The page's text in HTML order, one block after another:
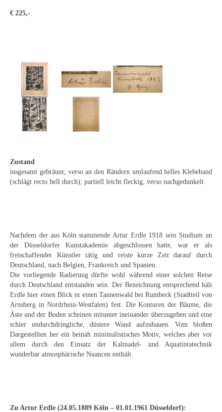
Emma Joos
Paul Segieth
Helmut Diekmann
Ludwig (Luis) Neu
Ferdinand Springer
Arne Siegfried
Curt Wittenbecher
Weitere Künstler nach 1945
Unbekannt
Autographen / Dokumente
€ 225,-
Zustand
insgesamt gebräunt; verso an den Rändern umlaufend helles Klebeband
(schlägt recto hell durch); partiell leicht fleckig; verso nachgedunkelt
Nachdem der aus Köln stammende Artur Erdle 1918 sein Studium an
der Düsseldorfer Kunstakademie abgeschlossen hatte, war er als
freischaffender Künstler tätig und reiste kurze Zeit darauf durch
Deutschland, nach Belgien, Frankreich und Spanien.
Die vorliegende Radierung dürfte wohl während einer solchen Reise
durch Deutschland entstanden sein. Der Bezeichnung entsprechend hält
Erdle hier einen Blick in einen Tannenwald bei Rumbeck (Stadtteil von
Arnsberg in Nordrhein-Westfalen) fest. Die Konturen der Bäume, die
Äste und der Boden scheinen mitunter ineinander überzugehen und eine
schier undurchdringliche, düstere Wand aufzubauen. Vom bloßen
Dargestellten her ein beinah minimalistisches Motiv, welches aber vor
allem durch den Einsatz der Kaltnadel- und Aquatintatechnik
wunderbar atmosphärische Nuancen enthält.
Zu Artur Erdle (24.05.1889 Köln – 01.01.1961 Düsseldorf):